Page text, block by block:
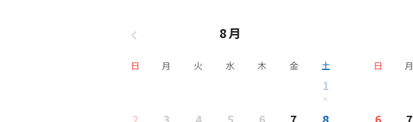
8月
日 月 火 水 木 金 土
1
日 月